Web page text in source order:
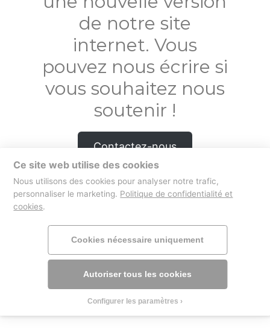
de notre site
internet. Vous
pouvez nous écrire si
vous souhaitez nous
soutenir !
Contactez-nous
Ce site web utilise des cookies
Nous utilisons des cookies pour analyser notre trafic,
personnaliser le marketing. Politique de confidentialité et
cookies.
Cookies nécessaire uniquement
Autoriser tous les cookies
Configurer les paramètres